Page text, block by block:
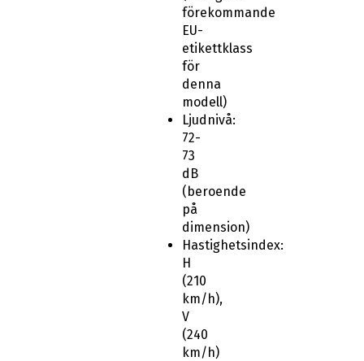
förekommande
EU-
etikettklass
för
denna
modell)
Ljudnivå:
72-
73
dB
(beroende
på
dimension)
Hastighetsindex:
H
(210
km/h),
V
(240
km/h)